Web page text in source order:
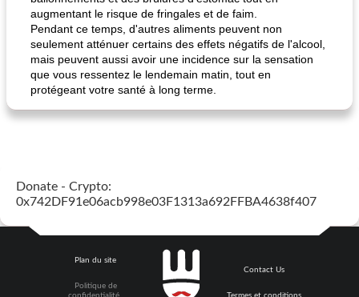
augmentant le risque de fringales et de faim.
Pendant ce temps, d'autres aliments peuvent non
seulement atténuer certains des effets négatifs de l'alcool,
mais peuvent aussi avoir une incidence sur la sensation
que vous ressentez le lendemain matin, tout en
protégeant votre santé à long terme.
Donate - Crypto:
0x742DF91e06acb998e03F1313a692FFBA4638f407
Plan du site
Politique de
confidentialité
Contact Us
Termes et conditions